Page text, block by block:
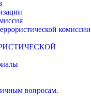
комиссии
вопросам.